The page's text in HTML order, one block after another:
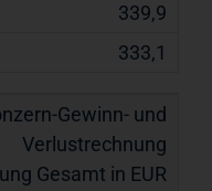
339,9
333,1
Gesamt in EUR